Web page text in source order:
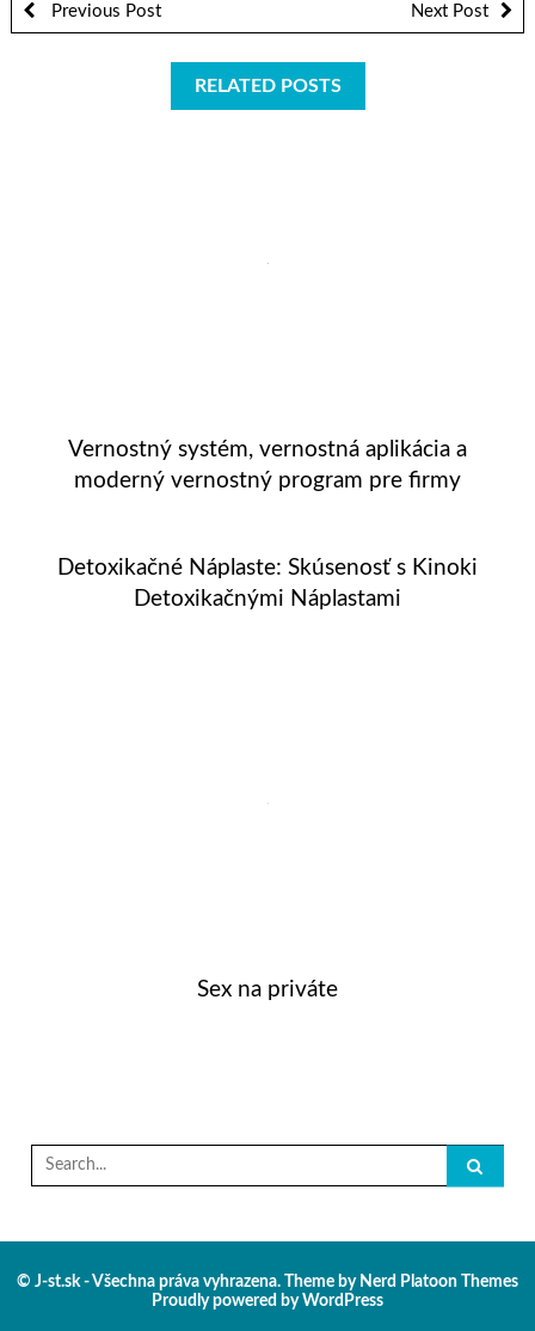
Previous Post Next Post
RELATED POSTS
Vernostný systém, vernostná aplikácia a
moderný vernostný program pre firmy
Detoxikačné Náplaste: Skúsenosť s Kinoki
Detoxikačnými Náplastami
Sex na priváte
Search
for:
© J-st.sk - Všechna práva vyhrazena. Theme by Nerd Platoon Themes
Proudly powered byWordPress